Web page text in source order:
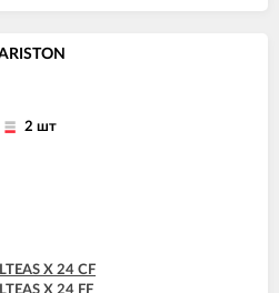
2 шт
X 24 CF
X 24 FF